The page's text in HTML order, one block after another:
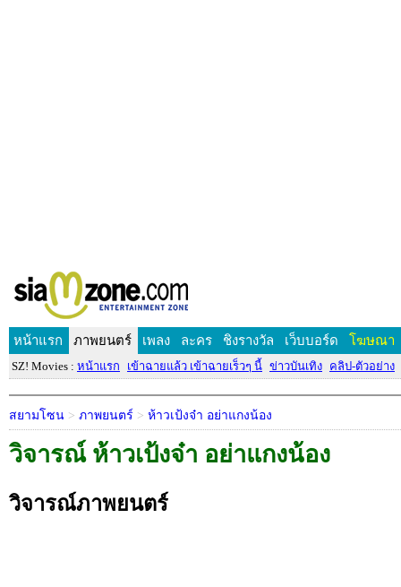
หน้าแรก ภาพยนตร์ เพลง ละคร ชิงรางวัล เว็บบอร์ด โฆษณา
SZ! Movies : หน้าแรก เข้าฉายแล้ว เข้าฉายเร็วๆ นี้ ข่าวบันเทิง คลิป-ตัวอย่าง
สยามโซน > ภาพยนตร์ > ห้าวเป้งจ๋า อย่าแกงน้อง
วิจารณ์ ห้าวเป้งจ๋า อย่าแกงน้อง
วิจารณ์ภาพยนตร์